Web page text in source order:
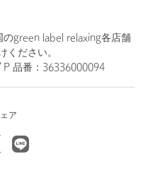
green label relaxing各店舗
ください。
P 品番：36336000094
ア